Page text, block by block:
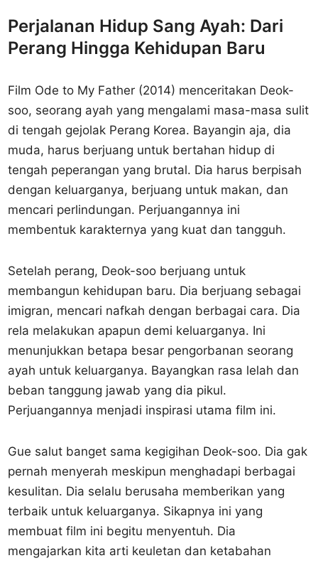
Perjalanan Hidup Sang Ayah: Dari
Perang Hingga Kehidupan Baru
Film Ode to My Father (2014) menceritakan Deok-
soo, seorang ayah yang mengalami masa-masa sulit
di tengah gejolak Perang Korea. Bayangin aja, dia
muda, harus berjuang untuk bertahan hidup di
tengah peperangan yang brutal. Dia harus berpisah
dengan keluarganya, berjuang untuk makan, dan
mencari perlindungan. Perjuangannya ini
membentuk karakternya yang kuat dan tangguh.
Setelah perang, Deok-soo berjuang untuk
membangun kehidupan baru. Dia berjuang sebagai
imigran, mencari nafkah dengan berbagai cara. Dia
rela melakukan apapun demi keluarganya. Ini
menunjukkan betapa besar pengorbanan seorang
ayah untuk keluarganya. Bayangkan rasa lelah dan
beban tanggung jawab yang dia pikul.
Perjuangannya menjadi inspirasi utama film ini.
Gue salut banget sama kegigihan Deok-soo. Dia gak
pernah menyerah meskipun menghadapi berbagai
kesulitan. Dia selalu berusaha memberikan yang
terbaik untuk keluarganya. Sikapnya ini yang
membuat film ini begitu menyentuh. Dia
mengajarkan kita arti keuletan dan ketabahan